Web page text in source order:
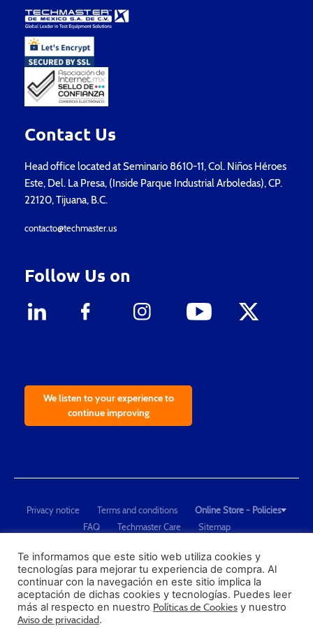
Contact Us
Head office located at Seminario 8610-11, Col. Niños Héroes
Este, Del. La Presa, (Inside Parque Industrial Arboledas), CP.
22120, Tijuana, B.C.
contacto@techmaster.us
Follow Us on
We listen to your experience to
continue improving
Privacy notice Terms and conditions
Online Store - Policies
FAQ
Techmaster Care
Sitemap
"Techmaster de México is The Global Leader in Test Equipment Solutions -
Calibration, Dimensional Measurement and Testing"
PROFECO
CONDUSEF
Te informamos que este sitio web utiliza cookies y
tecnologías para mejorar tu experiencia de compra. Al
continuar con la navegación en este sitio implica la
aceptación de dichas cookies y tecnologías. Puedes leer
más al respecto en nuestro Políticas de Cookies y nuestro
Aviso de privacidad.